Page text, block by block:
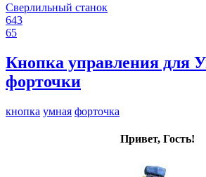
Сверлильный станок
643
65
Кнопка управления для
форточки
кнопка умная форточка
Привет, Гость!